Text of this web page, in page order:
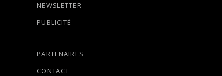
NEWSLETTER
PUBLICITÉ
PARTENAIRES
CONTACT